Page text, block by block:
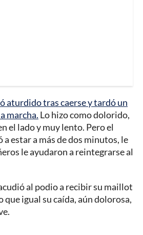
aturdido tras caerse y tardó un
marcha. Lo hizo como dolorido,
el lado y muy lento. Pero el
estar a más de dos minutos, le
le ayudaron a reintegrarse al
al podio a recibir su maillot
que igual su caída, aún dolorosa,